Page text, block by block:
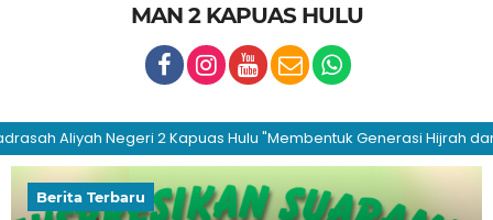
MAN 2 KAPUAS HULU
Aliyah Negeri 2 Kapuas Hulu "Membentuk Generasi Hijrah dan
Berita Terbaru